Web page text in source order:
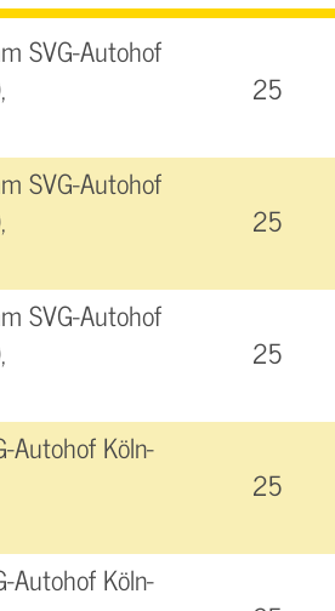
SVG-Autohof
25
SVG-Autohof
25
SVG-Autohof
25
Autohof Köln-
25
Autohof Köln-